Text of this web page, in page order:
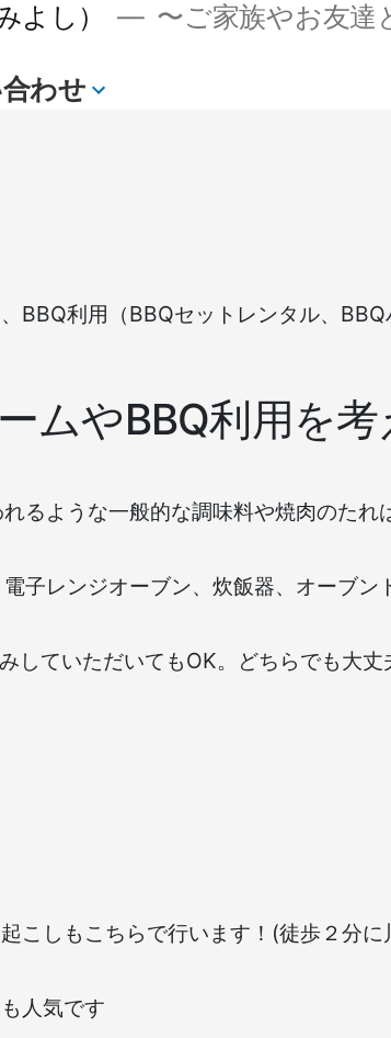
よし）
〜ご家族やお友達
わせ
利用（BBQセットレンタル、BBQ
ムやBBQ利用を考
るような一般的な調味料や焼肉のたれ
子レンジオーブン、炊飯器、オーブン
していただいてもOK。どちらでも大丈
こしもこちらで行います！(徒歩２分
も人気です